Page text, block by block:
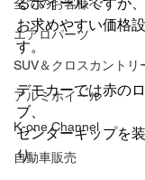
全てのお客様へ
エアロパーツ
SUV＆クロスカントリ
アルミホイール
K-one Channel
自動車販売
お求めやすい価格
す。
デモカーでは赤の
ブ、
センターキップを
り。